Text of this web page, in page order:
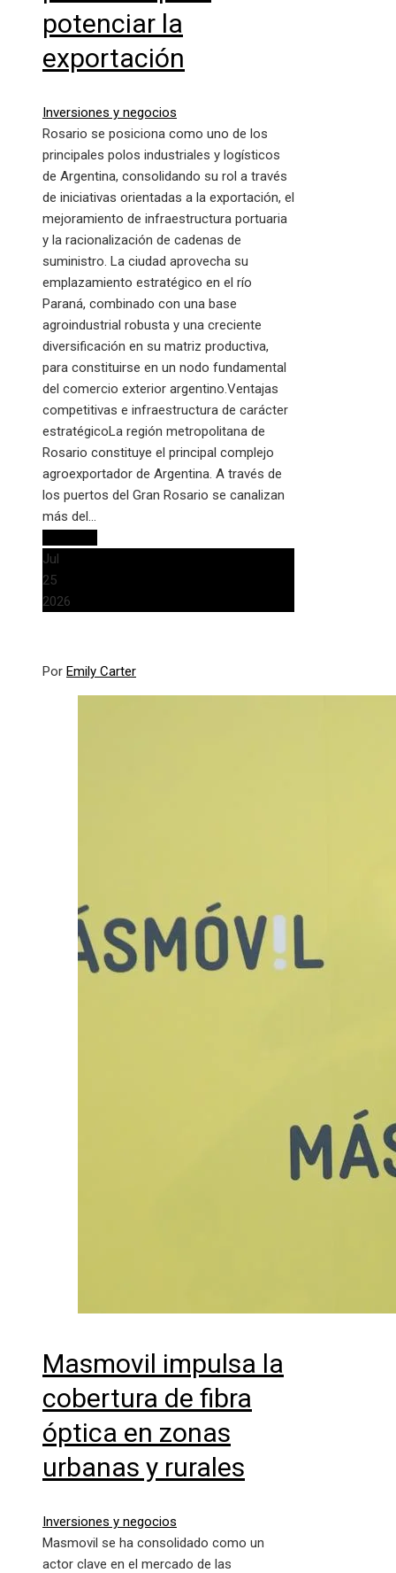
potenciar la
exportación
Inversiones y negocios
Rosario se posiciona como uno de los
principales polos industriales y logísticos
de Argentina, consolidando su rol a través
de iniciativas orientadas a la exportación, el
mejoramiento de infraestructura portuaria
y la racionalización de cadenas de
suministro. La ciudad aprovecha su
emplazamiento estratégico en el río
Paraná, combinado con una base
agroindustrial robusta y una creciente
diversificación en su matriz productiva,
para constituirse en un nodo fundamental
del comercio exterior argentino.Ventajas
competitivas e infraestructura de carácter
estratégicoLa región metropolitana de
Rosario constituye el principal complejo
agroexportador de Argentina. A través de
los puertos del Gran Rosario se canalizan
más del…
Jul
25
2026
Por Emily Carter
Masmovil impulsa la
cobertura de fibra
óptica en zonas
urbanas y rurales
Inversiones y negocios
Masmovil se ha consolidado como un
actor clave en el mercado de las